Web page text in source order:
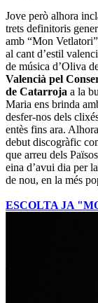
Jove però alhora
trets definitoris
amb “Mon
al cant d’estil
de música d’Oliva
Valencià pel
de Catarroja a la
Maria ens brinda
desfer-nos dels
entès fins ara.
debut discogràfic
que arreu dels
eina d’avui dia per
de nou, en la més
ESCOLTA JA